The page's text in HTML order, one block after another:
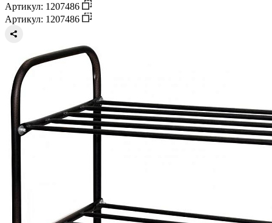
Артикул: 1207486
Артикул: 1207486